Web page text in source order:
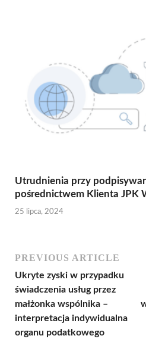
Utrudnienia przy
pośrednictwem Klienta JPK
25 lipca, 2024
PREVIOUS ARTICLE
Ukryte zyski w przypadku
świadczenia usług przez
małżonka wspólnika –
interpretacja indywidualna
organu podatkowego